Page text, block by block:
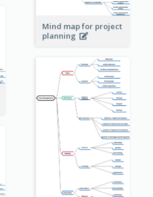
Mind map for project
planning